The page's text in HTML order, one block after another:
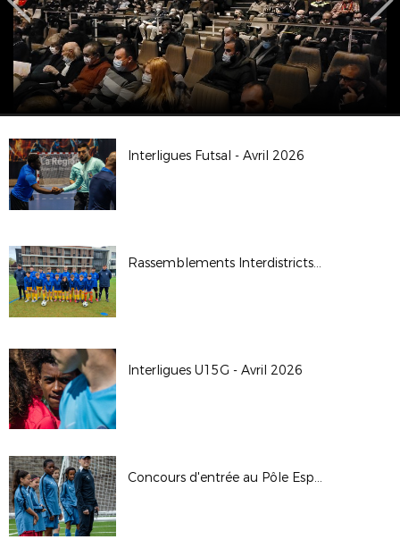
Interligues Futsal - Avril 2026
Rassemblements Interdistricts U14G - Avr. 2026
Interligues U15G - Avril 2026
Concours d'entrée au Pôle Espoirs - 2026